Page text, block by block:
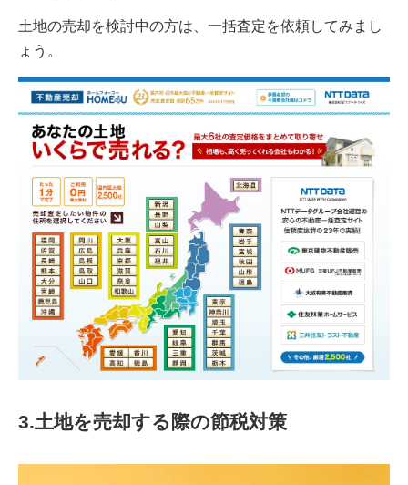
土地の売却を検討中の方は、一括査定を依頼してみまし
ょう。
3.土地を売却する際の節税対策